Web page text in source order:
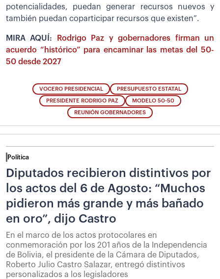
potencialidades, puedan generar recursos nuevos y
también puedan coparticipar recursos que existen”.
MIRA AQUÍ:
Rodrigo Paz y gobernadores firman un
acuerdo “histórico” para encaminar las metas del 50-
50 desde 2027
VOCERO PRESIDENCIAL PRESUPUESTO ESTATAL
PRESIDENTE RODRIGO PAZ MODELO 50-50
REUNIÓN GOBERNADORES
Política
Diputados recibieron distintivos por
los actos del 6 de Agosto: “Muchos
pidieron más grande y más bañado
en oro”, dijo Castro
En el marco de los actos protocolares en
conmemoración por los 201 años de la Independencia
de Bolivia, el presidente de la Cámara de Diputados,
Roberto Julio Castro Salazar, entregó distintivos
personalizados a los legisladores